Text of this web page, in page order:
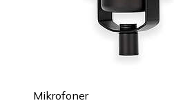
Mikrofoner